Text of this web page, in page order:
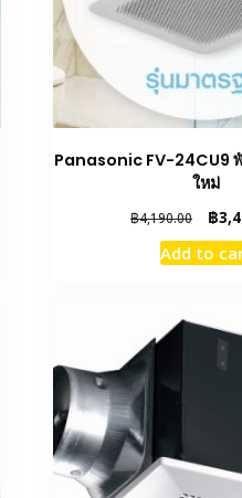
Panasonic FV-24CU9
ใหม่
฿4,190.00
price
was:
฿
Add to